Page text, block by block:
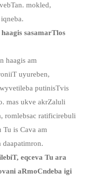
mokled,
sasamarTlos
haagis am
uyureben,
putinisTvis
mas ukve akrZaluli
romlebsac ratificirebuli
Tu is Cava am
daapatimron.
eqceva Tu ara
aRmoCndeba igi